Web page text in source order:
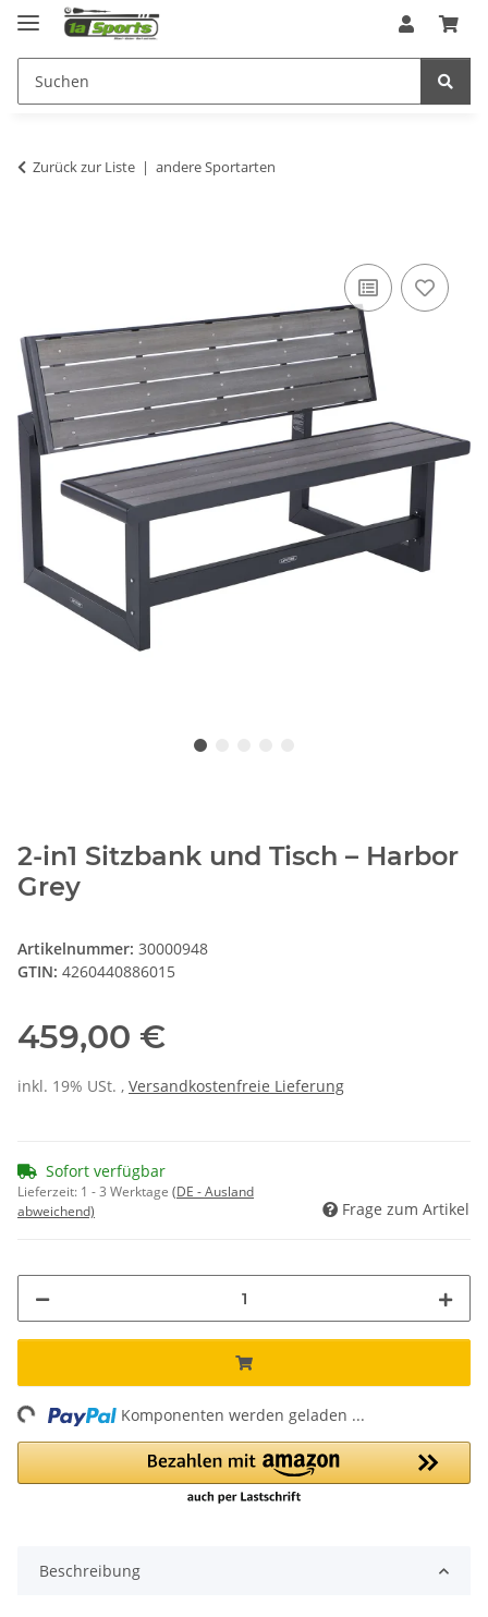
Zurück zur Liste andere Sportarten
2-in1 Sitzbank und Tisch – Harbor
Grey
Artikelnummer: 30000948
GTIN: 4260440886015
459,00 €
inkl. 19% USt. , Versandkostenfreie Lieferung
Sofort verfügbar
Lieferzeit: 1 - 3 Werktage (DE - Ausland
abweichend)
Frage zum Artikel
Komponenten werden geladen ...
Beschreibung